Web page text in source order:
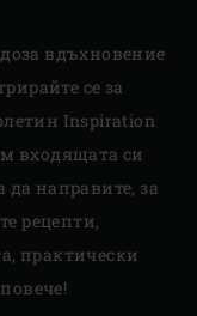
вдъхновение
се за
Inspiration
входящата си
да направите, за
рецепти,
практически